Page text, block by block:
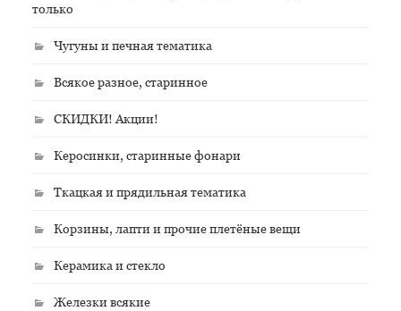
только
Чугуны и печная тематика
Всякое разное, старинное
СКИДКИ! Акции!
Керосинки, старинные фонари
Ткацкая и прядильная тематика
Корзины, лапти и прочие плетёные вещи
Керамика и стекло
Железки всякие